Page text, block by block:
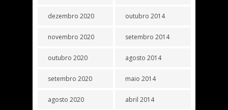
dezembro 2020
novembro 2020
outubro 2020
setembro 2020
agosto 2020
outubro 2014
setembro 2014
agosto 2014
maio 2014
abril 2014